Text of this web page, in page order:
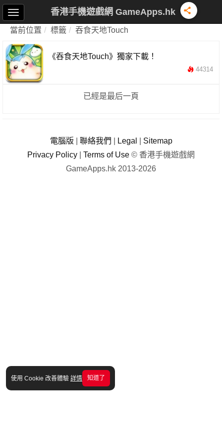
使用 Cookie 改善體驗 詳情 知道了
香港手機遊戲網 GameApps.hk
當前位置 標籤 吞食天地Touch
《吞食天地Touch》獨家下載！
44314
已經是最后一頁
電腦版 聯絡我們 Legal
Sitemap
Privacy Policy
Terms of Use © 香港手機遊戲網
GameApps.hk 2013-2026